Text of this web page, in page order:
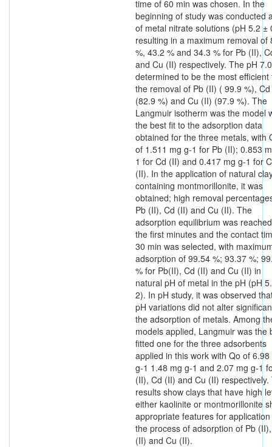
time of 60 min was chosen. In the
beginning of study was conducted
of metal nitrate solutions (pH 5.2 ±
resulting in a maximum removal of
%, 43.2 % and 34.3 % for Pb (II),
and Cu (II) respectively. The pH
determined to be the most efficient
the removal of Pb (II) ( 99.9 %),
(82.9 %) and Cu (II) (97.9 %). The
Langmuir isotherm was the model
the best fit to the adsorption data
obtained for the three metals, with
of 1.511 mg g-1 for Pb (II); 0.853
1 for Cd (II) and 0.417 mg g-1 for
(II). In the application of natural
containing montmorillonite, it was
obtained; high removal
Pb (II), Cd (II) and Cu (II). The
adsorption equilibrium was
the first minutes and the contact
30 min was selected, with
adsorption of 99.54 %; 93.37 %;
% for Pb(II), Cd (II) and Cu (II) in
natural pH of metal in the pH (pH
2). In pH study, it was observed
pH variations did not alter
the adsorption of metals. Among
models applied, Langmuir was the
fitted one for the three adsorbents
applied in this work with Qo of 6.98
g-1 1.48 mg g-1 and 2.07 mg g-1
(II), Cd (II) and Cu (II) respectively.
results show clays that have high
either kaolinite or montmorillonite
appropriate features for
the process of adsorption of Pb
(II) and Cu (II).